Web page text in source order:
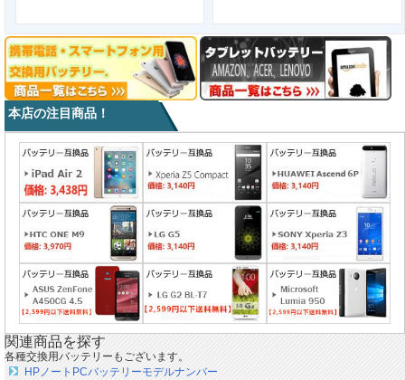
本店の注目商品！
関連商品を探す
各種交換用バッテリーもございます。
HPノートPCバッテリーモデルナンバー